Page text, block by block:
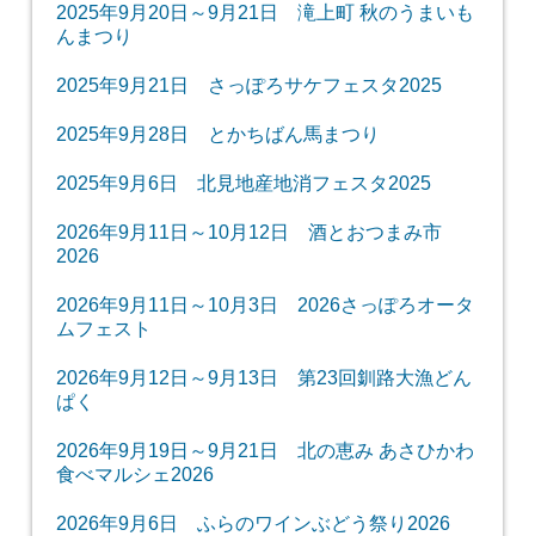
2025年9月20日～9月21日 滝上町 秋のうまいも
んまつり
2025年9月21日 さっぽろサケフェスタ2025
2025年9月28日 とかちばん馬まつり
2025年9月6日 北見地産地消フェスタ2025
2026年9月11日～10月12日 酒とおつまみ市
2026
2026年9月11日～10月3日 2026さっぽろオータ
ムフェスト
2026年9月12日～9月13日 第23回釧路大漁どん
ぱく
2026年9月19日～9月21日 北の恵み あさひかわ
食べマルシェ2026
2026年9月6日 ふらのワインぶどう祭り2026